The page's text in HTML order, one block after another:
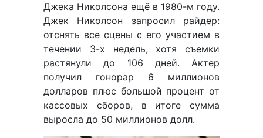
Джека Николсона ещё в 1980-м году.
Джек Николсон запросил райдер:
отснять все сцены с его участием в
течении 3-х недель, хотя съемки
растянули до 106 дней. Актер
получил гонорар 6 миллионов
долларов плюс большой процент от
кассовых сборов, в итоге сумма
выросла до 50 миллионов долл.